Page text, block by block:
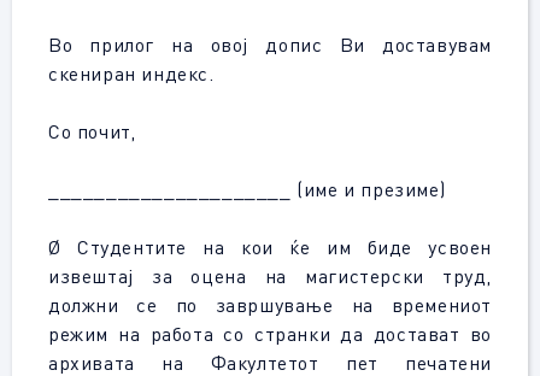
Во прилог на овој допис Ви доставувам
скениран индекс.
Со почит,
_____________________ (име и презиме)
Ø Студентите на кои ќе им биде усвоен
извештај за оцена на магистерски труд,
должни се по завршување на времениот
режим на работа со странки да достават во
архивата на Факултетот пет печатени